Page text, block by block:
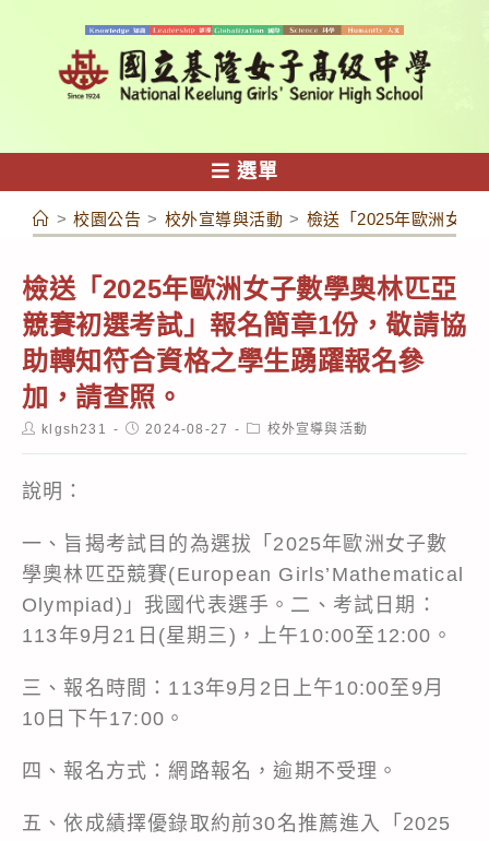
容
選單
> 校園公告 > 校外宣導與活動 > 檢送「2025年歐洲女子
檢送「2025年歐洲女子數學奧林匹亞
競賽初選考試」報名簡章1份，敬請協
助轉知符合資格之學生踴躍報名參
加，請查照。
Postklgsh231
Post2024-08-27
Post校外宣導與活動
說明：
一、旨揭考試目的為選拔「2025年歐洲女子數
學奧林匹亞競賽(European Girls’Mathematical
Olympiad)」我國代表選手。二、考試日期：
113年9月21日(星期三)，上午10:00至12:00。
三、報名時間：113年9月2日上午10:00至9月
10日下午17:00。
四、報名方式：網路報名，逾期不受理。
五、依成績擇優錄取約前30名推薦進入「2025